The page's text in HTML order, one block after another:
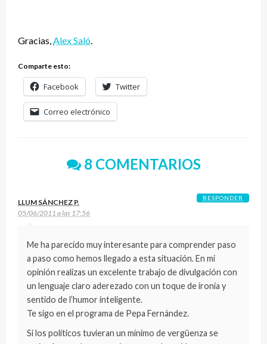
Gracias,Alex Saló.
Comparte esto:
Facebook Twitter
Correo electrónico
8 COMENTARIOS
LLUM SÁNCHEZ P.
05/06/2011 a las 17:56
Me ha parecido muy interesante para comprender paso
a paso como hemos llegado a esta situación. En mi
opinión realizas un excelente trabajo de divulgación con
un lenguaje claro aderezado con un toque de ironía y
sentido de l’humor inteligente.
Te sigo en el programa de Pepa Fernández.
Si los políticos tuvieran un mínimo de vergüenza se
RESPONDER